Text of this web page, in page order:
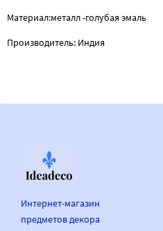
Материал:металл -голубая эмаль
Производитель: Индия
Интернет-магазин
предметов декора